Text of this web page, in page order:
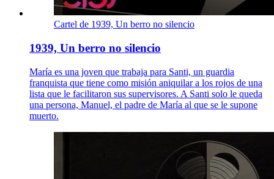
Cartel de 1939, Un berro no silencio
1939, Un berro no silencio
María es una joven que trabaja para Santi, un guardia
franquista que tiene como misión aniquilar a los rojos de una
lista que le facilitaron sus supervisores. A Santi solo le queda
una persona, Manuel, el padre de María al que se le supone
muerto.